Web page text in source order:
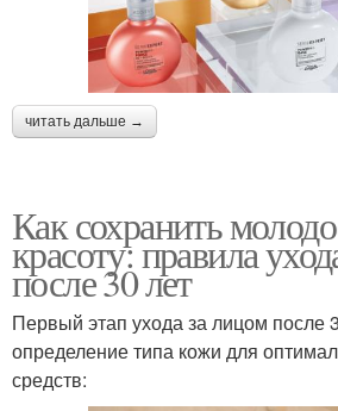
читать дальше →
Как сохранить
красоту: правила
после 30 лет
Первый этап ухода за лицом после
определение типа кожи для
средств: